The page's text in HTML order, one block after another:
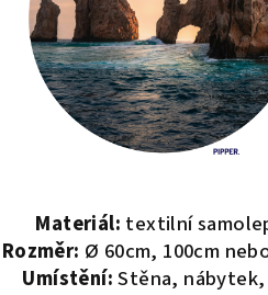
Materiál: textilní
Rozměr: Ø 60cm, 100cm
Umístění:Stěna,